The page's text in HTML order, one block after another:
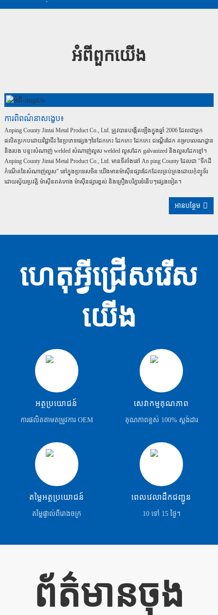
អំពីពួកយើង
ការពិពណ៌នាសង្ខេប៖
Anping County Jintai Metal Product Co., Ltd. ត្រូវបានបង្កើតឡើងក្នុងឆ្នាំ 2006 ដែលជាអ្នក
ផលិតប្រកបដោយវិជ្ជាជីវៈនៃប្រភេទផ្សេងៗនៃដែកកេះ ដែកកេះ ដែកកេះ ជណ្តើរដែក គម្របលេណដ្ឋាន
និងរបង បន្ទះសំណាញ់ welded សំណាញ់លួស welded លួសដែក galvanized និងលួសដែកខ្មៅ។
Anping County Jintai Metal Product Co., Ltd. មានទីតាំងនៅ An ping County ដែលជា "ទឹកដី
កំណើតនៃសំណាញ់លួស" នៅក្នុងប្រទេសចិន យើងមានម៉ាស៊ីនផ្សារដែកដែលគ្រប់គ្រងដោយកុំព្យូទ័រ
ដោយស្វ័យប្រវត្តិ ម៉ាស៊ីនពត់កោង ម៉ាស៊ីនផ្សារខ្ពស់ និងគ្រឿងបរិក្ខារទំនើបៗផ្សេងទៀត។
អានបន្ថែម
ហេតុអ្វីជ្រើសរើស
យើង
អត្ថប្រយោជន៍
ការផលិតតាមតម្រូវការ OEM
សេវាកម្មគុណភាព
គុណភាពខ្ពស់ 100% ស្តង់ដារ
តម្លៃអត្ថប្រយោជន៍
តម្លៃផ្ទាល់ពីរោងចក្រ
ពេលវេលាដឹកជញ្ជូន
10 ទៅ 15 ថ្ងៃ។
ព័ត៌មានចុង